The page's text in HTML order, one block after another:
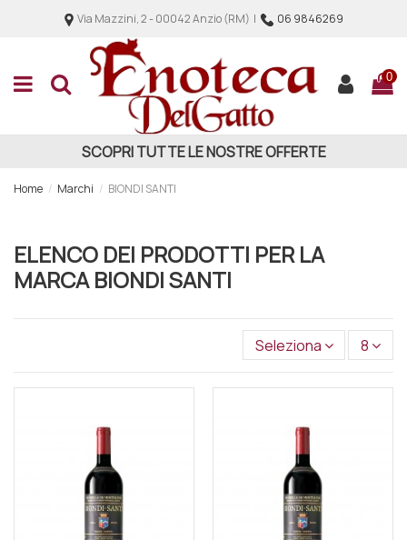
Via Mazzini, 2 - 00042 Anzio (RM) | 06 9846269
0
SCOPRI TUTTE LE NOSTRE OFFERTE
Home Marchi BIONDI SANTI
ELENCO DEI PRODOTTI PER LA
MARCA BIONDI SANTI
Seleziona 8